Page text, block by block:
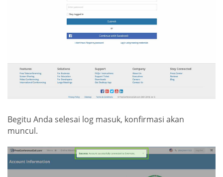
Begitu Anda selesai log masuk, konfirmasi akan
muncul.